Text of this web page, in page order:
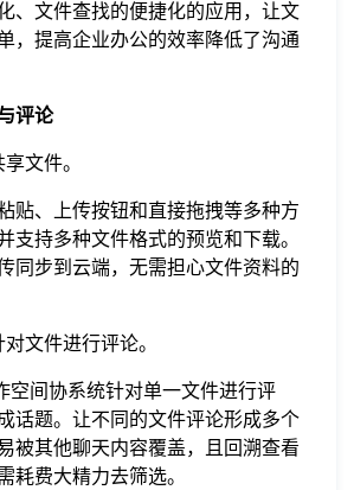
、文件查找的便捷化的应用，让文
，提高企业办公的效率降低了沟通
评论
文件。
贴、上传按钮和直接拖拽等多种方
支持多种文件格式的预览和下载。
同步到云端，无需担心文件资料的
文件进行评论。
空间协系统针对单一文件进行评
话题。让不同的文件评论形成多个
被其他聊天内容覆盖，且回溯查看
耗费大精力去筛选。